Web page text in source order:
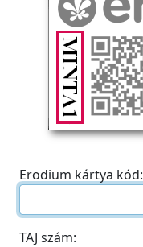
Erodium kártya kód:
TAJ szám: